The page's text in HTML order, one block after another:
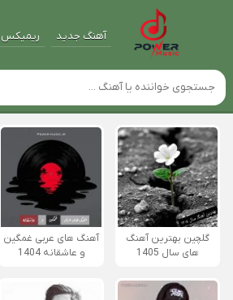
آهنگ جدید ریمیکس
گلچین بهترین آهنگ
های سال 1405
آهنگ های عربی غمگین
و عاشقانه 1404